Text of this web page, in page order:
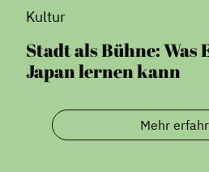
Kultur
Stadt als Bühne: Was
Japan lernen kann
Mehr